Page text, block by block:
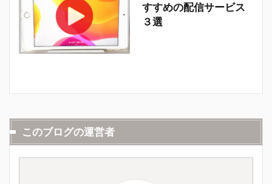
すすめの配信サービス
３選
このブログの運営者